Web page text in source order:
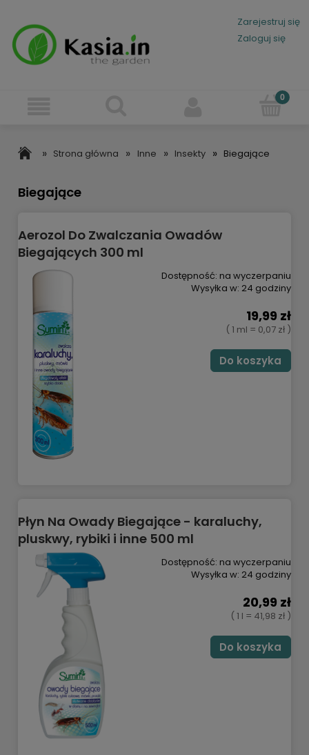
Zarejestruj się
Zaloguj się
» Strona główna » Inne » Insekty » Biegające
Biegające
Aerozol Do Zwalczania Owadów
Biegających 300 ml
Dostępność: na wyczerpaniu
Wysyłka w: 24 godziny
19,99 zł
( 1 ml = 0,07 zł )
Do koszyka
Płyn Na Owady Biegające - karaluchy,
pluskwy, rybiki i inne 500 ml
Dostępność: na wyczerpaniu
Wysyłka w: 24 godziny
20,99 zł
( 1 l = 41,98 zł )
Do koszyka